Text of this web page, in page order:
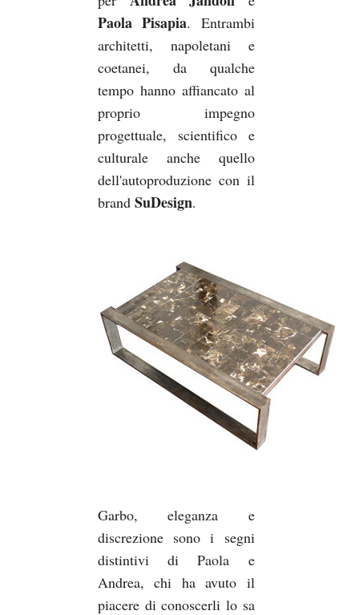
Paola Pisapia. Entrambi
architetti, napoletani e
coetanei, da qualche
tempo hanno affiancato al
proprio impegno
progettuale, scientifico e
culturale anche quello
dell'autoproduzione con il
brand SuDesign.
Garbo, eleganza e
discrezione sono i segni
distintivi di Paola e
Andrea, chi ha avuto il
piacere di conoscerli lo sa